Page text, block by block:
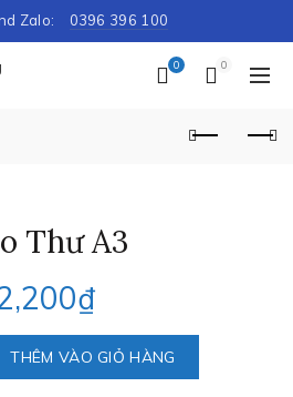
Zalo: 0396 396 100
0 0
Thư A3
₫
THÊM VÀO GIỎ HÀNG